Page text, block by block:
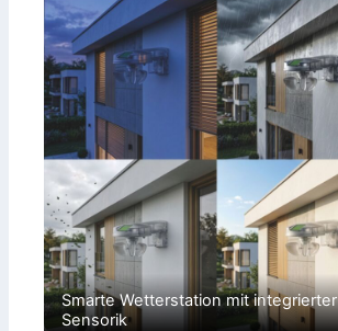
Smarte Wetterstation mit integrierter
Sensorik